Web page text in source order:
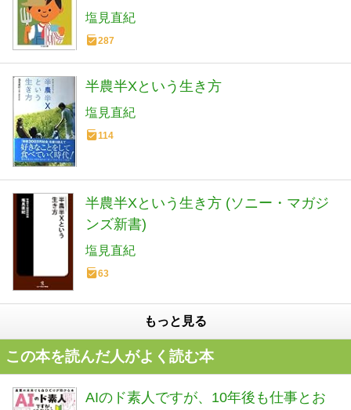
塩見直紀
287
半農半Xという生き方
塩見直紀
114
半農半Xという生き方 (ソニー・マガジ
ンズ新書)
塩見直紀
63
もっと見る
この本を読んだ人がよく読む本
AIのド素人ですが、10年後も仕事とお